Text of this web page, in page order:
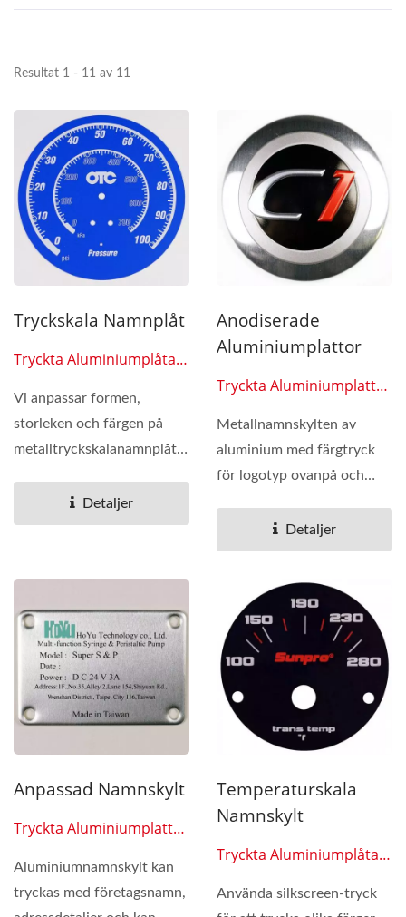
Resultat 1 - 11 av 11
Tryckskala Namnplåt
Tryckta Aluminiumplåtar
Vi anpassar formen,
storleken och färgen på
metalltryckskalanamnplåten.
Detaljer
Anodiserade
Aluminiumplattor
Tryckta Aluminiumplattor
Metallnamnskylten av
aluminium med färgtryck
för logotyp ovanpå och
Detaljer
Anpassad Namnskylt
Tryckta Aluminiumplattor
Aluminiumnamnskylt kan
tryckas med företagsnamn,
Temperaturskala
Namnskylt
Tryckta Aluminiumplåtar
Använda silkscreen-tryck